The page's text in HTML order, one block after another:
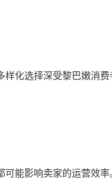
化选择深受黎巴嫩消
能影响卖家的运营效